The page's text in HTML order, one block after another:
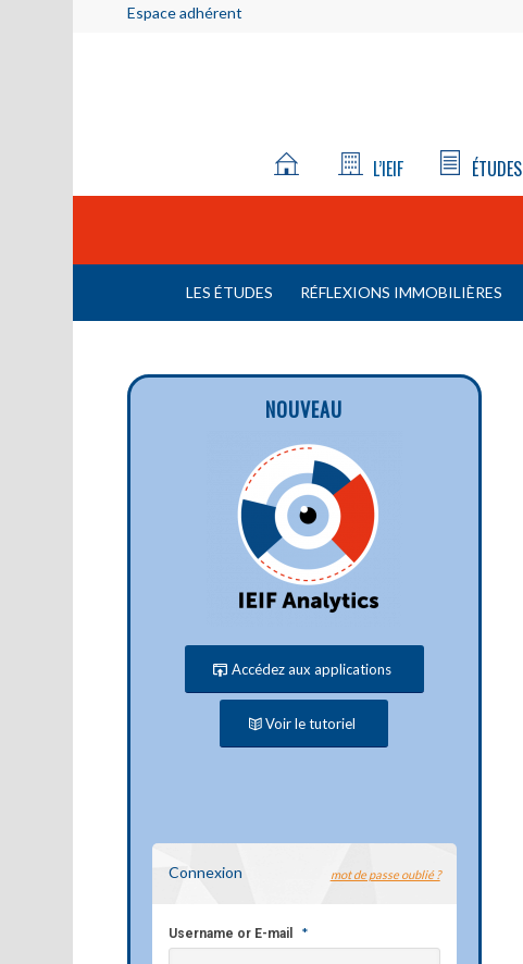
Espace adhérent
L’IEIF ÉTUDES
LES ÉTUDES RÉFLEXIONS IMMOBILIÈRES
NOUVEAU
Accédez aux applications
Voir le tutoriel
Connexion mot de passe oublié ?
Username or E-mail *